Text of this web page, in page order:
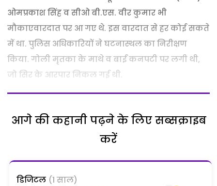
ओमप्रकाश सिंह व सीओ बी.एस. वीर कुमार भी
मौकाएवारदात पर आ गए थे. इस वारदात से हर कोई सकते
में था. पुलिस अधिकारियों ने घटनास्थल का निरीक्षण
किया. गोली मृतका के माथे व बाईं कनपटी पर लगी थी,
जो सिर के आरपार निकल गई थी.
आगे की कहानी पढ़ने के लिए सब्सक्राइब
करें
डिजिटल (1 साल)